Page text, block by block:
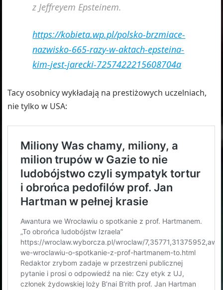
z Jeffreyem Epsteinem.
https://kobieta.wp.pl/polsko-brzmiace-
nazwisko-665-razy-w-aktach-epsteina-
kim-jest-jarecki-7257422215608704a
Tacy osobnicy wykładają na prestiżowych uczelniach,
nie tylko w USA: